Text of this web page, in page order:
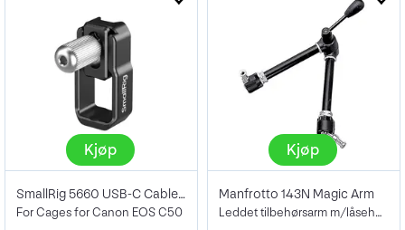
Kjøp
SmallRig 5660 USB-C Cable Clamp
For Cages for Canon EOS C50
Kjøp
Manfrotto 143N Magic Arm
Leddet tilbehørsarm m/låsehendel